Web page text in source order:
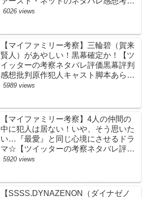
まとめ・スッキリ・BE:FIRST・ビー
6026 views
【マイファミリー考察】三輪碧（賀来
賢人）があやしい！黒幕確定か！【ツ
イッターの考察ネタバレ評価黒幕評判
感想批判原作犯人キャスト脚本あらす
じ伏線まとめ】
5989 views
【マイファミリー考察】4人の仲間の
中に犯人は居ない！いや、そう思いた
い…『最愛』と同じ心境にさせるドラ
マ☆【ツイッターの考察ネタバレ評価
黒幕評判感想批判原作犯人キャスト脚
5920 views
【SSSS.DYNAZENON（ダイナゼノ